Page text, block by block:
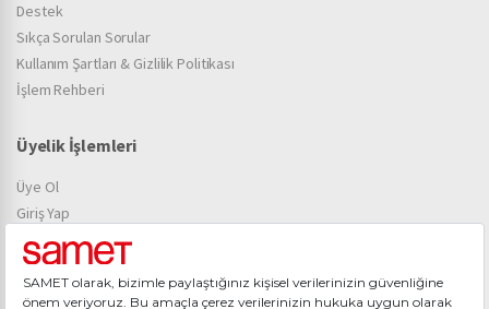
Destek
Sıkça Sorulan Sorular
Kullanım Şartları & Gizlilik Politikası
İşlem Rehberi
Üyelik İşlemleri
Üye Ol
Giriş Yap
Kişisel Verilerin Korunması